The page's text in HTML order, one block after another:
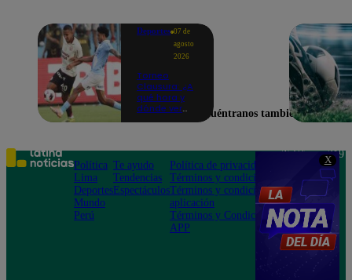
X
Deportes 07 de
agosto
2026
Torneo
Clausura: ¿A
qué hora y
dónde ver
fecha 4?
Encuéntranos también en
Política
Lima
Deportes
Mundo
Perú
Te ayudo
Tendencias
Espectáculos
Política de privacidad
Términos y condiciones
Términos y condiciones
aplicación
Términos y Condiciones
APP
Teléfono: 219
Av. San
Felipe 968
Jesús María